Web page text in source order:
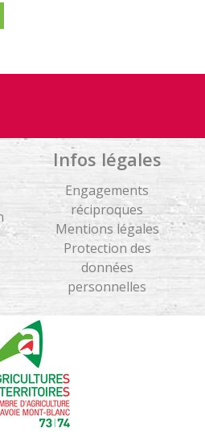
Infos légales
Engagements
réciproques
Mentions légales
Protection des
données
personnelles